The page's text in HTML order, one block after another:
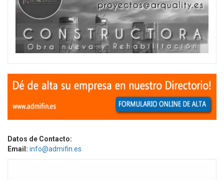
Datos de Contacto:
Email: info@admifin.es